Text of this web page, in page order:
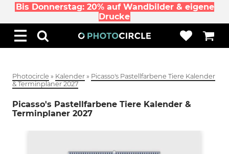
Bis Donnerstag: 20% auf Wandbilder & eigene
Drucke
Photocircle » Kalender » Picasso's Pastellfarbene Tiere Kalender
& Terminplaner 2027
Picasso's Pastellfarbene Tiere Kalender &
Terminplaner 2027